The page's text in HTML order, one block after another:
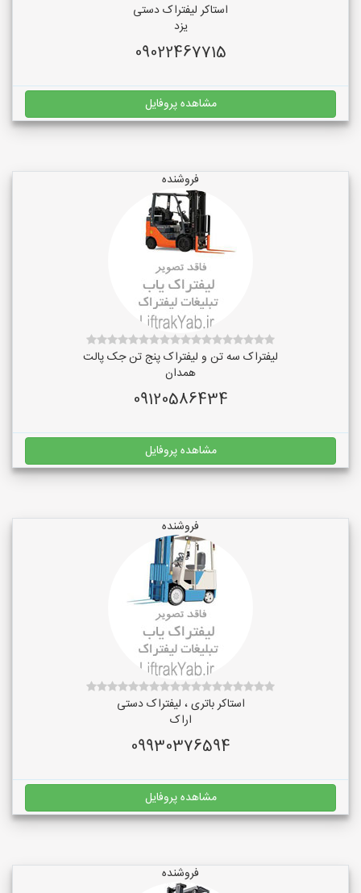
استاکر لیفتراک دستی
یزد
09022467715
مشاهده پروفایل
فروشنده
لیفتراک سه تن و لیفتراک پنج تن جک پالت
همدان
09120586434
مشاهده پروفایل
فروشنده
استاکر باتری ، لیفتراک دستی
اراک
09930376594
مشاهده پروفایل
فروشنده